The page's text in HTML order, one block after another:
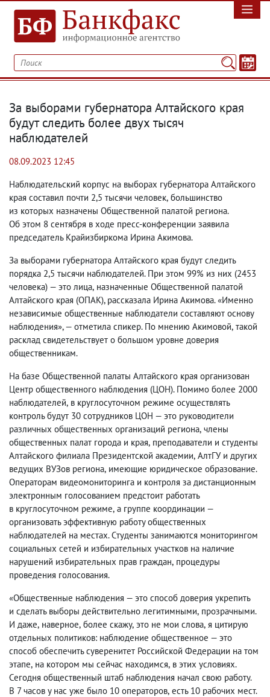
За выборами губернатора Алтайского края
будут следить более двух тысяч
наблюдателей
08.09.2023 12:45
Наблюдательский корпус на выборах губернатора Алтайского
края составил почти 2,5 тысячи человек, большинство
из которых назначены Общественной палатой региона.
Об этом 8 сентября в ходе пресс-конференции заявила
председатель Крайизбиркома Ирина Акимова.
За выборами губернатора Алтайского края будут следить
порядка 2,5 тысячи наблюдателей. При этом 99% из них (2453
человека) — это лица, назначенные Общественной палатой
Алтайского края (ОПАК), рассказала Ирина Акимова. «Именно
независимые общественные наблюдатели составляют основу
наблюдения», — отметила спикер. По мнению Акимовой, такой
расклад свидетельствует о большом уровне доверия
общественникам.
На базе Общественной палаты Алтайского края организован
Центр общественного наблюдения (ЦОН). Помимо более 2000
наблюдателей, в круглосуточном режиме осуществлять
контроль будут 30 сотрудников ЦОН — это руководители
различных общественных организаций региона, члены
общественных палат города и края, преподаватели и студенты
Алтайского филиала Президентской академии, АлтГУ и других
ведущих ВУЗов региона, имеющие юридическое образование.
Операторам видеомониторинга и контроля за дистанционным
электронным голосованием предстоит работать
в круглосуточном режиме, а группе координации —
организовать эффективную работу общественных
наблюдателей на местах.Студенты занимаются мониторингом
социальных сетей и избирательных участков на наличие
нарушений избирательных прав граждан, процедуры
проведения голосования.
«Общественные наблюдения — это способ доверия укрепить
и сделать выборы действительно легитимными, прозрачными.
И даже, наверное, более скажу, это не мои слова, я цитирую
отдельных политиков: наблюдение общественное — это
способ обеспечить суверенитет Российской Федерации на том
этапе, на котором мы сейчас находимся, в этих условиях.
Сегодня общественный штаб наблюдения начал свою работу.
В 7 часов у нас уже было 10 операторов, есть 10 рабочих мест.